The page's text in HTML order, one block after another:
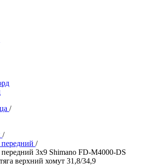
/
/
/
3x9 Shimano FD-M4000-DS
верхний хомут 31,8/34,9